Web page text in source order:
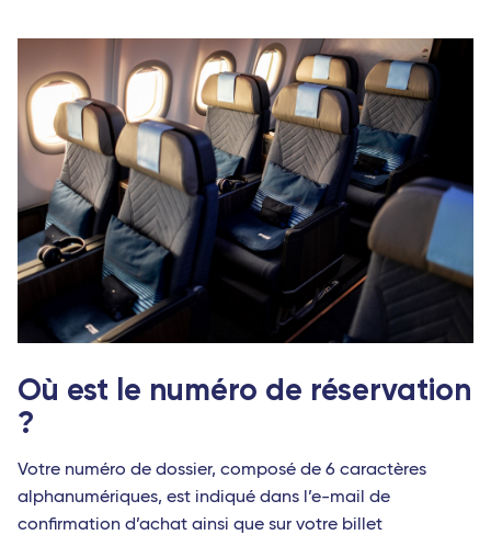
Où est le numéro de réservation
?
Votre numéro de dossier, composé de 6 caractères
alphanumériques, est indiqué dans l’e-mail de
confirmation d’achat ainsi que sur votre billet